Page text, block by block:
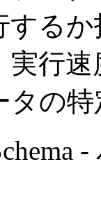
する
実行
タの